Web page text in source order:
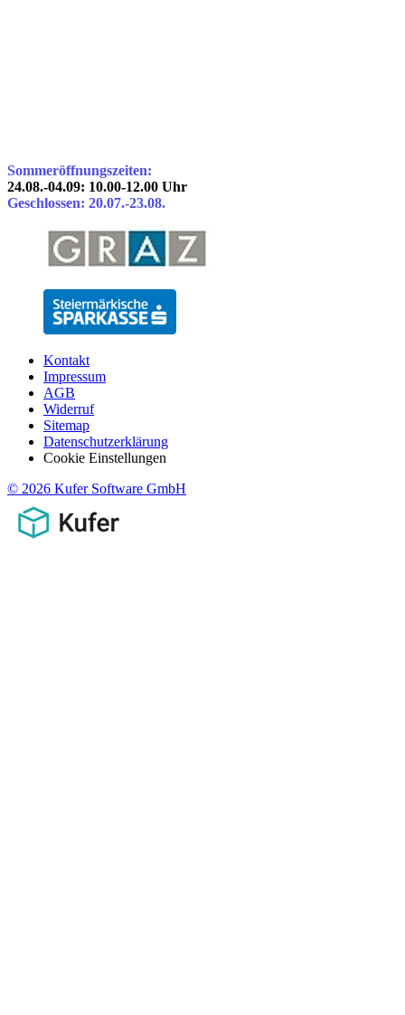
Sommeröffnungszeiten:
24.08.-04.09: 10.00-12.00 Uhr
Geschlossen: 20.07.-23.08.
Kontakt
Impressum
AGB
Widerruf
Sitemap
Datenschutzerklärung
Cookie Einstellungen
© 2026 Kufer Software GmbH